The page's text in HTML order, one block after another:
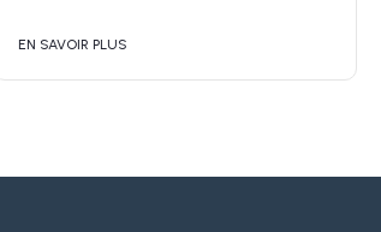
EN SAVOIR PLUS